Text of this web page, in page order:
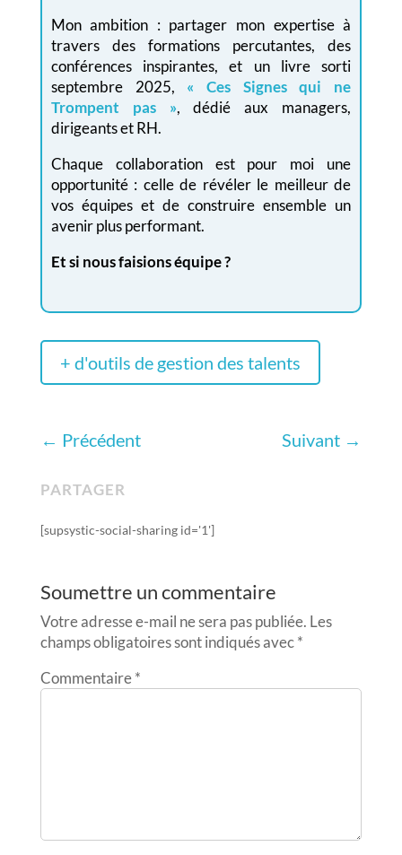
Mon ambition : partager mon expertise à
travers des formations percutantes, des
conférences inspirantes, et un livre sorti
septembre 2025, « Ces Signes qui ne
Trompent pas », dédié aux managers,
dirigeants et RH.
Chaque collaboration est pour moi une
opportunité : celle de révéler le meilleur de
vos équipes et de construire ensemble un
avenir plus performant.
Et si nous faisions équipe ?
+ d'outils de gestion des talents
← Précédent Suivant →
PARTAGER
[supsystic-social-sharing id='1']
Soumettre un commentaire
Votre adresse e-mail ne sera pas publiée. Les
champs obligatoires sont indiqués avec*
Commentaire*